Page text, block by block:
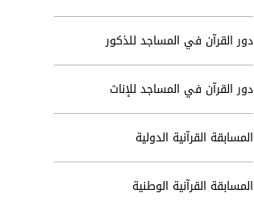
دور القرآن في المساجد للذكور
دور القرآن في المساجد للإناث
المسابقة القرآنية الدولية
المسابقة القرآنية الوطنية